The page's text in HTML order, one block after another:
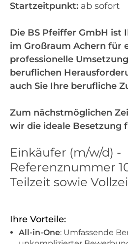
Startzeitpunkt: ab sofort
Die BS Pfeiffer GmbH ist
im Großraum Achern für
professionelle
beruflichen
auch Sie Ihre berufliche
Zum nächstmöglichen
wir die ideale Besetzung
Einkäufer (m/w/d) -
Referenznummer
Teilzeit sowie
Ihre Vorteile:
All-in-One: Umfassende